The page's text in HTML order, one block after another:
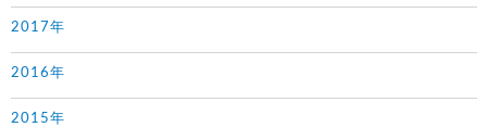
2017年
2016年
2015年